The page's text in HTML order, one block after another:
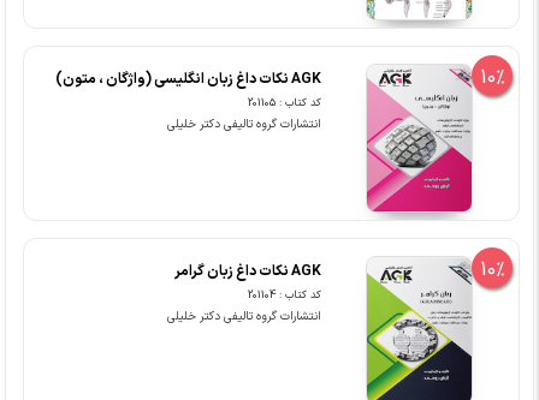
10% AGK نکات داغ زبان انگلیسی (واژگان ، متون)
کد کتاب : 201105
انتشارات گروه تالیفی دکتر خلیلی
10% AGK نکات داغ زبان گرامر
کد کتاب : 201104
انتشارات گروه تالیفی دکتر خلیلی